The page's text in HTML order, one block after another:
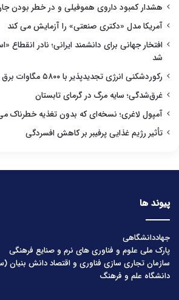
هشدار کمبود داروی هموفیلی و در خطر بودن
آمریکا مدل «دکتری صنعتی» را آزمایش می کند
افتخار جهانی برای دانشمند ایرانی؛ نادر انقطاع
شد
رکوردشکنی انرژی تجدیدپذیر با ۵۸۰۰ مگاوات برق
غرق‌شدگی؛ سایه مرگ در گرمای تابستان
آمپول لاغری؛ نسخه‌ای که بدون تغذیه خطرناک
تأثیر رژیم غذایی پرفیبر بر کاهش افسردگی
پیوند ها
جهاددانشگاهی
پارک ملی علوم و فناوری های نرم و صنایع فرهنگی
سازمان تجاری سازی فناوری و اقتصاد دانش بنیان
دانشگاه علم و فرهنگ